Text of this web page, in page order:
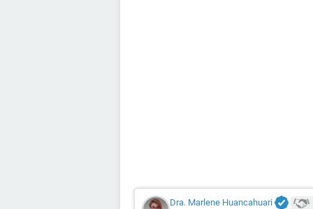
Dra. Marlene Huancahuari